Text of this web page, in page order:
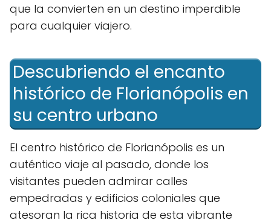
que la ‍convierten ⁣en un destino imperdible
para​ cualquier viajero.
Descubriendo el encanto
histórico de Florianópolis en
su centro urbano
El centro histórico de Florianópolis⁣ es un⁢
auténtico viaje al pasado, donde⁤ los
visitantes pueden admirar ⁣calles⁢
empedradas y edificios ‌coloniales que ​
atesoran la rica historia de esta vibrante